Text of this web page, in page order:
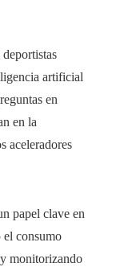
artificial
en
en la
aceleradores
papel clave en
el consumo
monitorizando